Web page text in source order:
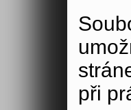
při